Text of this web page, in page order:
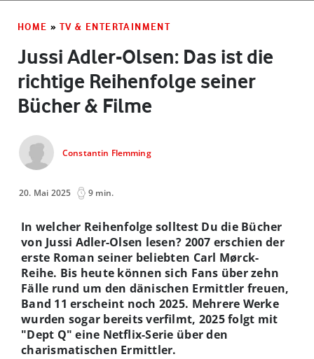
HOME » TV & ENTERTAINMENT
Jussi Adler-Olsen: Das ist die
richtige Reihenfolge seiner
Bücher & Filme
Constantin Flemming
20. Mai 2025 9 min.
In welcher Reihenfolge solltest Du die Bücher
von Jussi Adler-Olsen lesen? 2007 erschien der
erste Roman seiner beliebten Carl Mørck-
Reihe. Bis heute können sich Fans über zehn
Fälle rund um den dänischen Ermittler freuen,
Band 11 erscheint noch 2025. Mehrere Werke
wurden sogar bereits verfilmt, 2025 folgt mit
"Dept Q" eine Netflix-Serie über den
charismatischen Ermittler.